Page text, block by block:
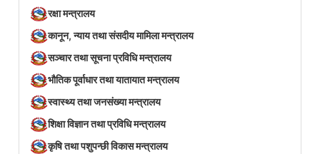
रक्षा मन्त्रालय
कानून, न्याय तथा संसदीय मामिला मन्त्रालय
सञ्‍चार तथा सूचना प्रविधि मन्त्रालय
भौतिक पूर्वाधार तथा यातायात मन्त्रालय
स्वास्थ्य तथा जनसंख्या मन्त्रालय
शिक्षा विज्ञान तथा प्रविधि मन्त्रालय
कृषि तथा पशुपन्छी विकास मन्त्रालय